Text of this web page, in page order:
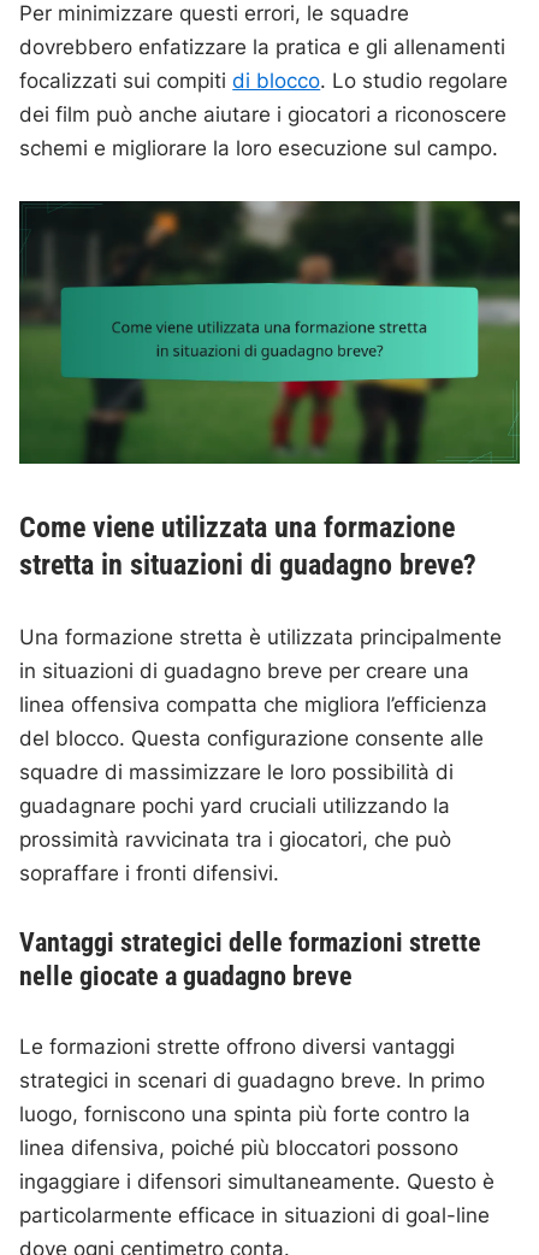
Per minimizzare questi errori, le squadre
dovrebbero enfatizzare la pratica e gli allenamenti
focalizzati sui compitidi blocco. Lo studio regolare
dei film può anche aiutare i giocatori a riconoscere
schemi e migliorare la loro esecuzione sul campo.
Come viene utilizzata una formazione
stretta in situazioni di guadagno breve?
Una formazione stretta è utilizzata principalmente
in situazioni di guadagno breve per creare una
linea offensiva compatta che migliora l’efficienza
del blocco. Questa configurazione consente alle
squadre di massimizzare le loro possibilità di
guadagnare pochi yard cruciali utilizzando la
prossimità ravvicinata tra i giocatori, che può
sopraffare i fronti difensivi.
Vantaggi strategici delle formazioni strette
nelle giocate a guadagno breve
Le formazioni strette offrono diversi vantaggi
strategici in scenari di guadagno breve. In primo
luogo, forniscono una spinta più forte contro la
linea difensiva, poiché più bloccatori possono
ingaggiare i difensori simultaneamente. Questo è
particolarmente efficace in situazioni di goal-line
dove ogni centimetro conta.